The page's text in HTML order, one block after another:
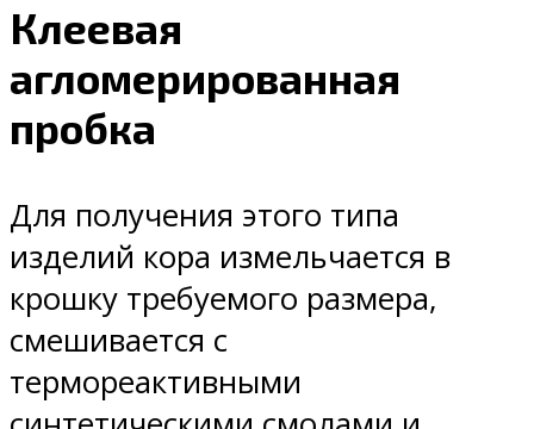
Клеевая
агломерированная
пробка
Для получения этого типа
изделий кора измельчается в
крошку требуемого размера,
смешивается с
термореактивными